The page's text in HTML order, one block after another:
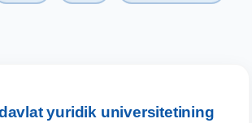
yuridik universitetining
murojaatlari chati